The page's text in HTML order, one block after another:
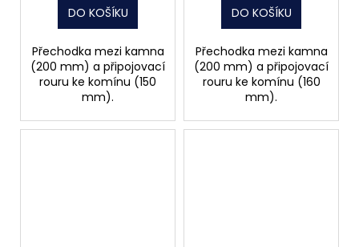
DO KOŠÍKU
Přechodka mezi kamna
(200 mm) a připojovací
rouru ke komínu (150
mm).
DO KOŠÍKU
Přechodka mezi kamna
(200 mm) a připojovací
rouru ke komínu (160
mm).